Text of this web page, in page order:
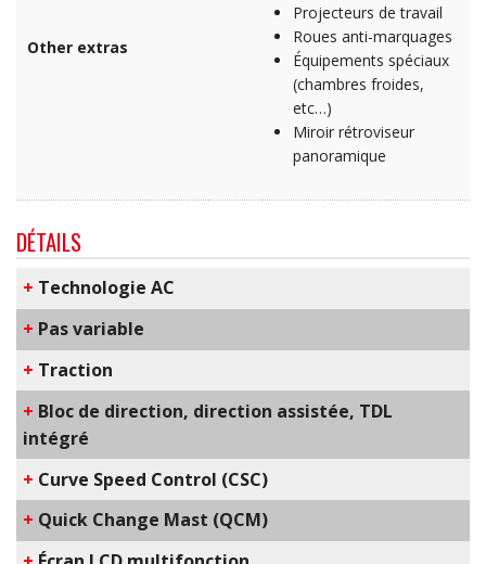
Other extras
Projecteurs de travail
Roues anti-marquages
Équipements spéciaux
(chambres froides,
etc…)
Miroir rétroviseur
panoramique
DÉTAILS
+ ​Technologie AC
+ Pas variable
+ Traction
+ Bloc de direction, direction assistée, TDL
intégré
+ C​urve Speed Control​ (CSC)
+ Q​uick Change Mast​ (QCM)